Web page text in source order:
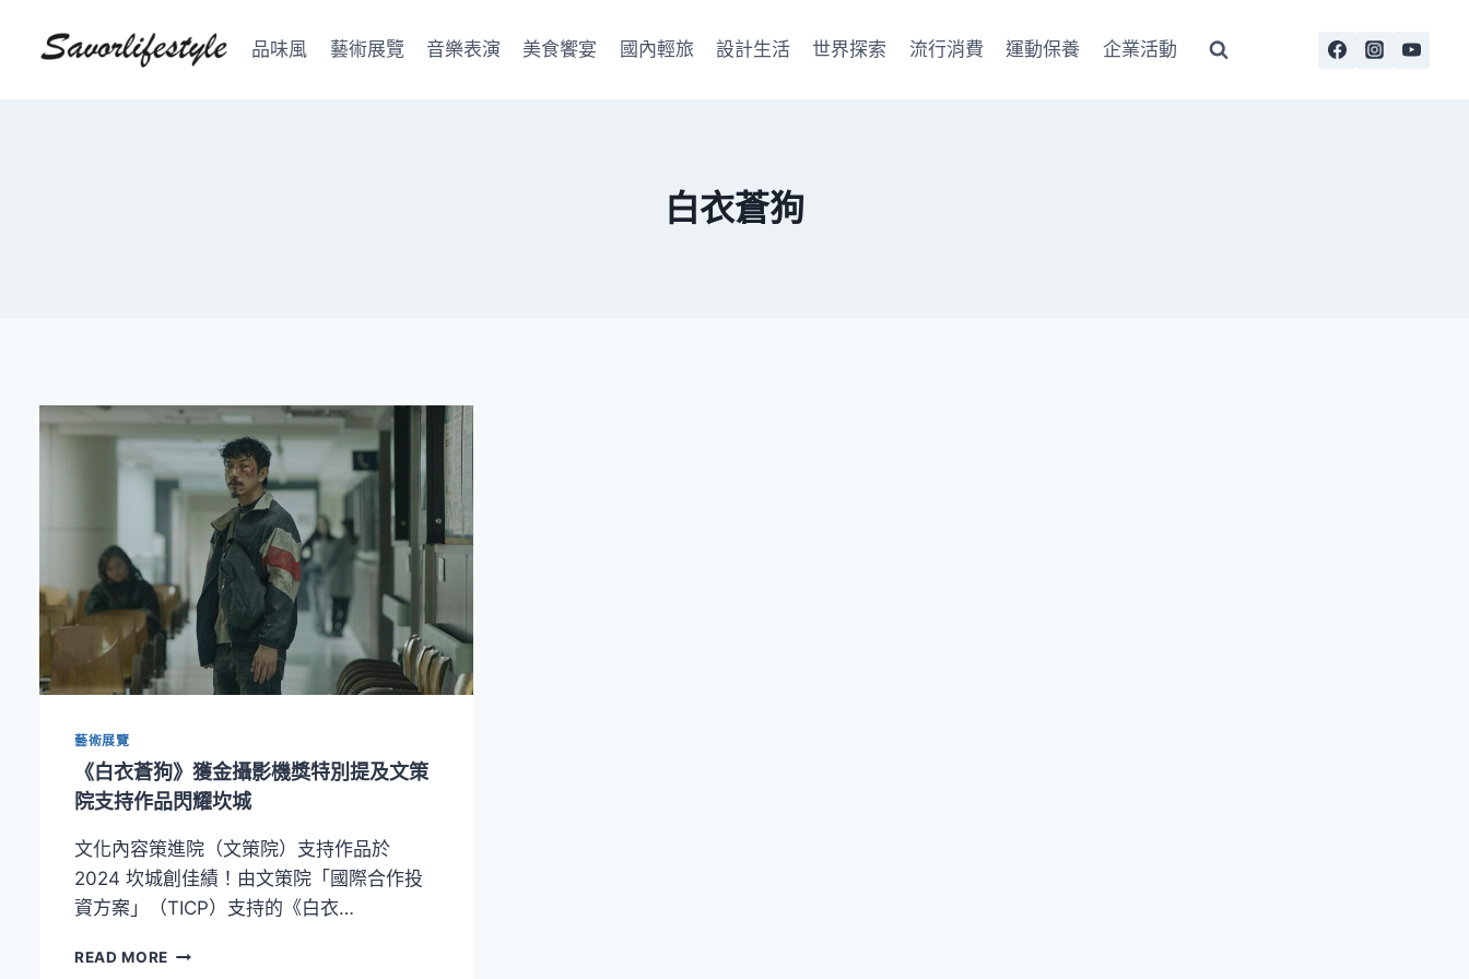
品味風 藝術展覽 音樂表演 美食饗宴 國內輕旅 設計生活 世界探索 流行消費 運動保養 企業活動
白衣蒼狗
藝術展覽
《白衣蒼狗》獲金攝影機獎特別提及文策
院支持作品閃耀坎城
文化內容策進院（文策院）支持作品於
2024 坎城創佳績！由文策院「國際合作投
資方案」（TICP）支持的《白衣…
READ MORE 《白